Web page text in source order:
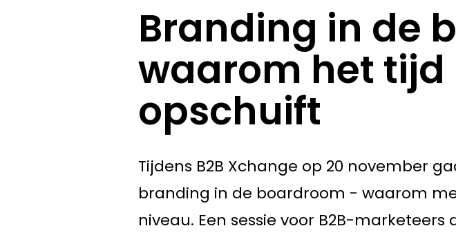
Branding in de
waarom het
opschuift
Tijdens B2B Xchange op 20 november
branding in de boardroom - waarom
niveau. Een sessie voor B2B-